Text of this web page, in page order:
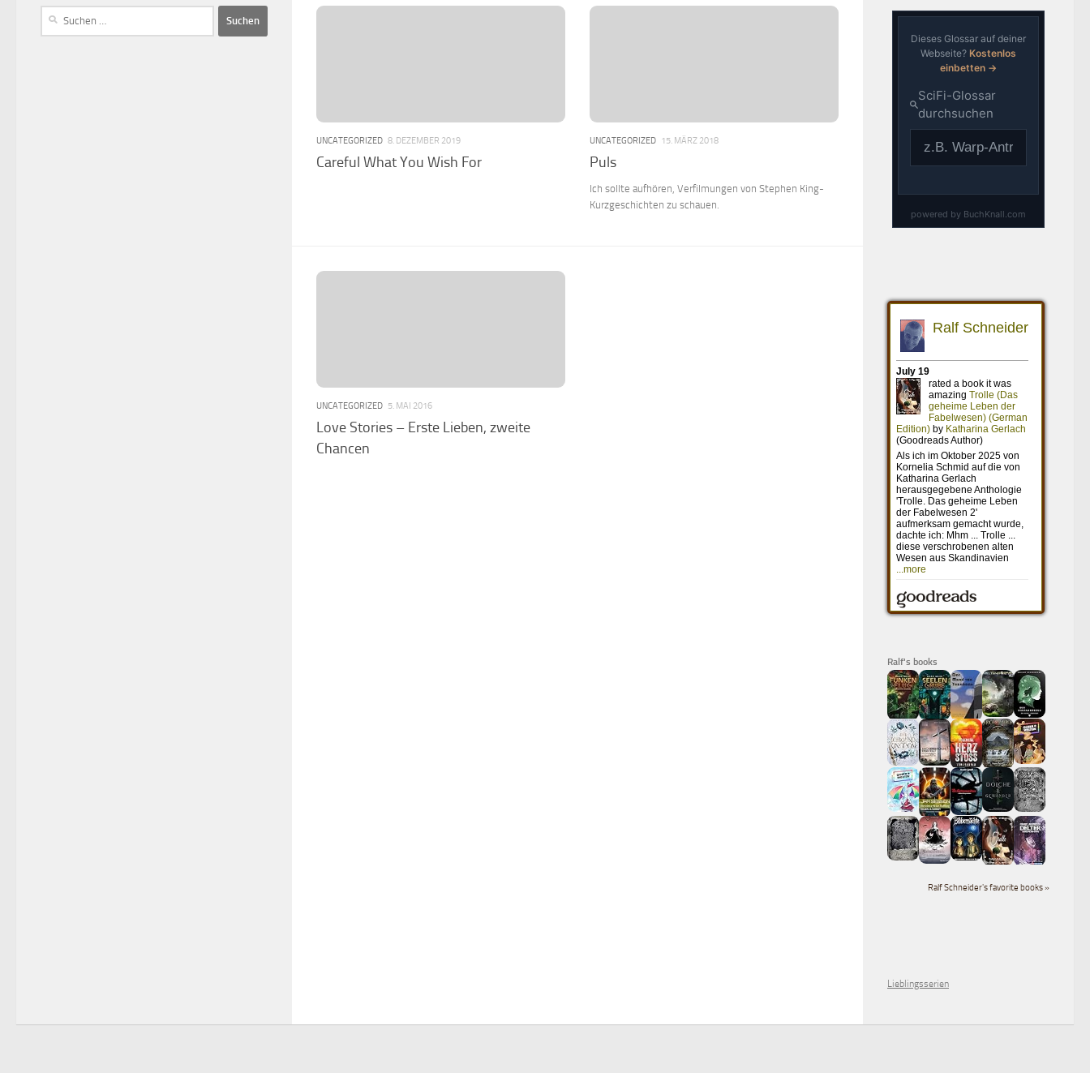
UNCATEGORIZED 8. DEZEMBER 2019
Careful What You Wish For
UNCATEGORIZED 15. MÄRZ 2018
Puls
Ich sollte aufhören, Verfilmungen von Stephen King-
Kurzgeschichten zu schauen.
UNCATEGORIZED 5. MAI 2016
Love Stories – Erste Lieben, zweite
Chancen
Ralf's books
Ralf Schneider's favorite books »
Lieblingsserien